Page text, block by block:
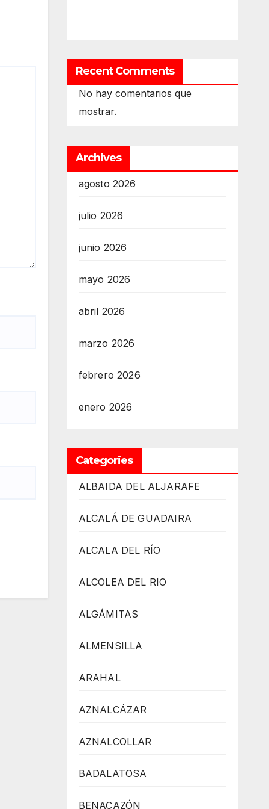
Recent Comments
No hay comentarios que
mostrar.
Archives
agosto 2026
julio 2026
junio 2026
mayo 2026
abril 2026
marzo 2026
febrero 2026
enero 2026
Categories
ALBAIDA DEL ALJARAFE
ALCALÁ DE GUADAIRA
ALCALA DEL RÍO
ALCOLEA DEL RIO
ALGÁMITAS
ALMENSILLA
ARAHAL
AZNALCÁZAR
AZNALCOLLAR
BADALATOSA
BENACAZÓN